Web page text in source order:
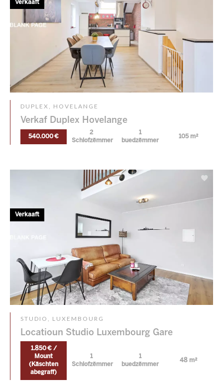
DUPLEX, HOVELANGE
Verkaf Duplex Hovelange
540.000 €
2
Schlofzëmmer
1
buedzëmmer
105 m²
Verkaaft
STUDIO, LUXEMBOURG
Locatioun Studio Luxembourg Gare
1.850 € /
Mount
(Käschten
abegraff)
1
Schlofzëmmer
1
buedzëmmer
48 m²
Verkaaft